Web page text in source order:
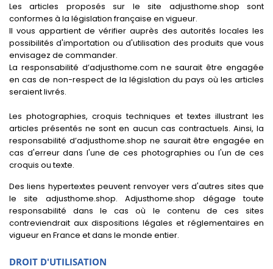
Les articles proposés sur le site adjusthome.shop sont
conformes à la législation française en vigueur.
Il vous appartient de vérifier auprès des autorités locales les
possibilités d'importation ou d'utilisation des produits que vous
envisagez de commander.
La responsabilité d’adjusthome.com ne saurait être engagée
en cas de non-respect de la législation du pays où les articles
seraient livrés.
Les photographies, croquis techniques et textes illustrant les
articles présentés ne sont en aucun cas contractuels. Ainsi, la
responsabilité d’adjusthome.shop ne saurait être engagée en
cas d'erreur dans l'une de ces photographies ou l'un de ces
croquis ou texte.
Des liens hypertextes peuvent renvoyer vers d'autres sites que
le site adjusthome.shop. Adjusthome.shop dégage toute
responsabilité dans le cas où le contenu de ces sites
contreviendrait aux dispositions légales et réglementaires en
vigueur en France et dans le monde entier.
DROIT D'UTILISATION